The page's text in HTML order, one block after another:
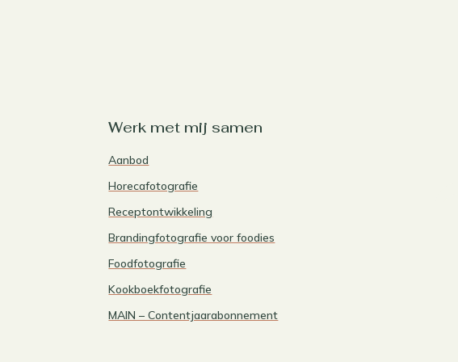
Werk met mij samen
Aanbod
Horecafotografie
Receptontwikkeling
Brandingfotografie voor foodies
Foodfotografie
Kookboekfotografie
MAIN – Contentjaarabonnement